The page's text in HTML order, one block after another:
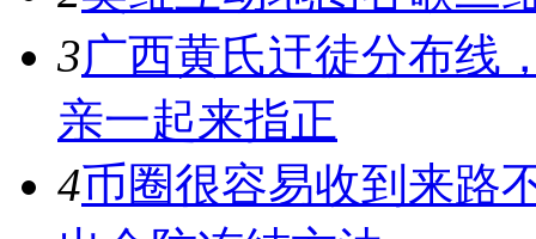
3广西黄氏迀徒分布线
亲一起来指正
4币圈很容易收到来路